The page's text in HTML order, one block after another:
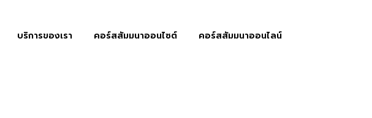
บริการของเรา คอร์สสัมมนาออนไซต์ คอร์สสัมมนาออนไลน์